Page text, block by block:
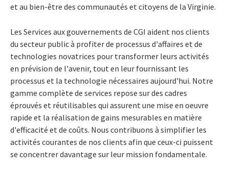
et au bien-être des communautés et citoyens de la Virginie.
Les Services aux gouvernements de CGI aident nos clients
du secteur public à profiter de processus d'affaires et de
technologies novatrices pour transformer leurs activités
en prévision de l'avenir, tout en leur fournissant les
processus et la technologie nécessaires aujourd'hui. Notre
gamme complète de services repose sur des cadres
éprouvés et réutilisables qui assurent une mise en oeuvre
rapide et la réalisation de gains mesurables en matière
d'efficacité et de coûts. Nous contribuons à simplifier les
activités courantes de nos clients afin que ceux-ci puissent
se concentrer davantage sur leur mission fondamentale.